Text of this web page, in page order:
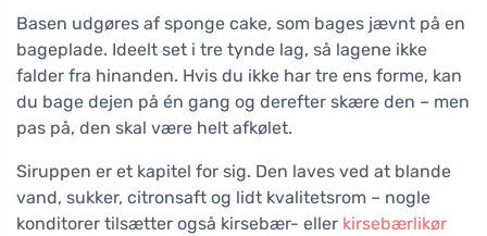
Basen udgøres af sponge cake, som bages jævnt på en
bageplade. Ideelt set i tre tynde lag, så lagene ikke
falder fra hinanden. Hvis du ikke har tre ens forme, kan
du bage dejen på én gang og derefter skære den – men
pas på, den skal være helt afkølet.
Siruppen er et kapitel for sig. Den laves ved at blande
vand, sukker, citronsaft og lidt kvalitetsrom – nogle
konditorer tilsætter også kirsebær- eller kirsebærlikør